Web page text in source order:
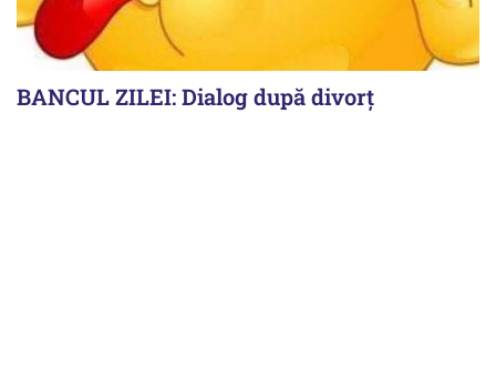
BANCUL ZILEI: Dialog după divorț